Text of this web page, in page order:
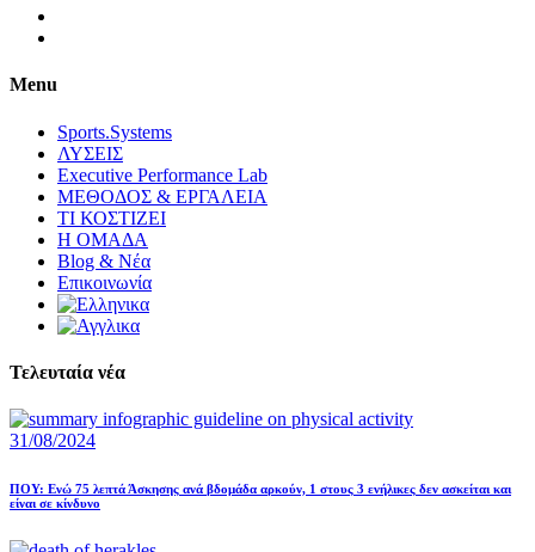
Menu
Sports.Systems
ΛΥΣΕΙΣ
Executive Performance Lab
ΜΕΘΟΔΟΣ & ΕΡΓΑΛΕΙΑ
ΤΙ ΚΟΣΤΙΖΕΙ
Η ΟΜΑΔΑ
Blog & Νέα
Επικοινωνία
Τελευταία νέα
31/08/2024
ΠΟΥ: Ενώ 75 λεπτά Άσκησης ανά βδομάδα αρκούν, 1 στους 3 ενήλικες δεν ασκείται και
είναι σε κίνδυνο